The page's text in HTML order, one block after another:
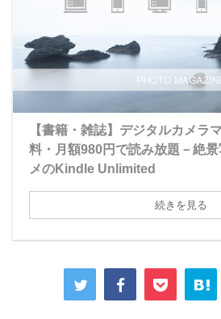
【書籍・雑誌】デジタルカメラ
料・月額980円で読み放題－絶
メのKindle Unlimited
続きを見る